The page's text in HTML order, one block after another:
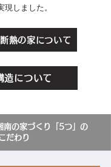
現しました。
熱の家について
造について
南の家づくり「5つ」​の
こだわり